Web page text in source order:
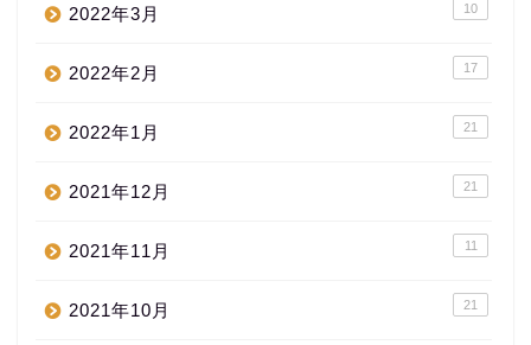
2022年3月 10
2022年2月 17
2022年1月 21
2021年12月 21
2021年11月 11
2021年10月 21